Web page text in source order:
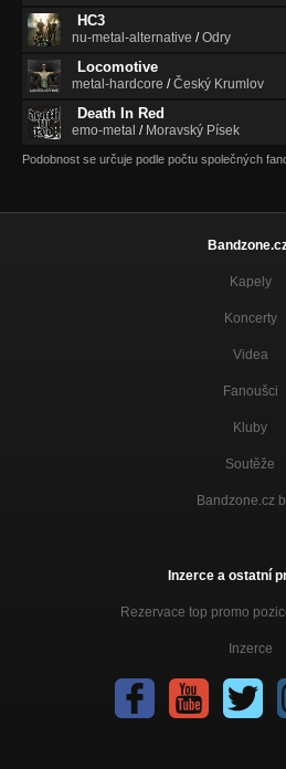
HC3
nu-metal-alternative /Odry
Locomotive
metal-hardcore /Český Krumlov
Death In Red
emo-metal / Moravský Písek
Podobnost se určuje podle počtu společných
Kapely
Koncerty
Videa
Fanoušci
Kluby
Soutěže
Bandzone.cz
Inzerce a ostatní
Rezervace top promo
Inzerce